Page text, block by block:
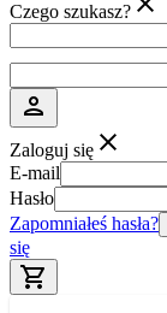
Czego szukasz?
Zaloguj się
E-mail
Hasło
Zapomniałeś hasła?
się